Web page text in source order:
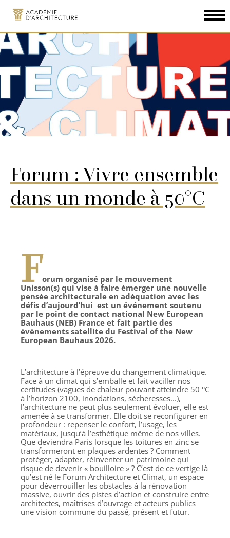
Aller
au
contenu
principal
Forum : Vivre ensemble
dans un monde à 50°C
Forum organisé par le mouvement
Unisson(s) qui vise à faire émerger une nouvelle
pensée architecturale en adéquation avec les
défis d’aujourd’hui est un événement soutenu
par le point de contact national New European
Bauhaus (NEB) France et fait partie des
évènements satellite du Festival of the New
European Bauhaus 2026.
L’architecture à l’épreuve du changement climatique.
Face à un climat qui s’emballe et fait vaciller nos
certitudes (vagues de chaleur pouvant atteindre 50 °C
à l’horizon 2100, inondations, sécheresses...),
l’architecture ne peut plus seulement évoluer, elle est
amenée à se transformer. Elle doit se reconfigurer en
profondeur : repenser le confort, l’usage, les
matériaux, jusqu’à l’esthétique même de nos villes.
Que deviendra Paris lorsque les toitures en zinc se
transformeront en plaques ardentes ? Comment
protéger, adapter, réinventer un patrimoine qui
risque de devenir « bouilloire » ? C’est de ce vertige là
qu’est né le Forum Architecture et Climat, un espace
pour déverrouiller les obstacles à la rénovation
massive, ouvrir des pistes d’action et construire entre
architectes, maîtrises d’ouvrage et acteurs publics
une vision commune du passé, présent et futur.